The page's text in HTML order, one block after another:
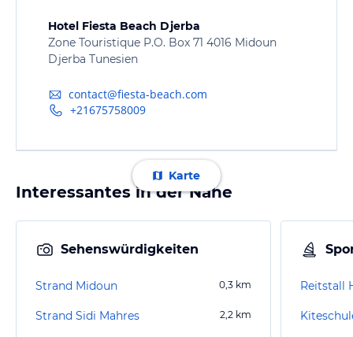
Hotel Fiesta Beach Djerba
Zone Touristique P.O. Box 71 4016 Midoun
Djerba Tunesien
contact@fiesta-beach.com
+21675758009
Karte
Interessantes in der Nähe
Sehenswürdigkeiten
Strand Midoun 0,3 km
Strand Sidi Mahres 2,2 km
Reitstall